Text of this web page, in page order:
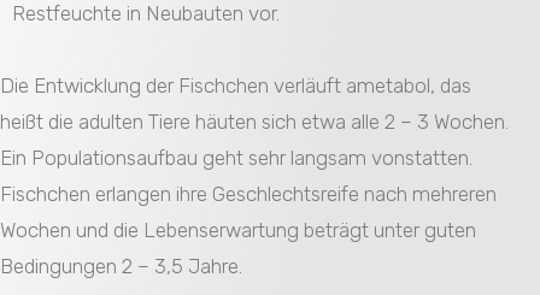
Restfeuchte in Neubauten vor.
Die Entwicklung der Fischchen verläuft ametabol, das
heißt die adulten Tiere häuten sich etwa alle 2 – 3 Wochen.
Ein Populationsaufbau geht sehr langsam vonstatten.
Fischchen erlangen ihre Geschlechtsreife nach mehreren
Wochen und die Lebenserwartung beträgt unter guten
Bedingungen 2 – 3,5 Jahre.